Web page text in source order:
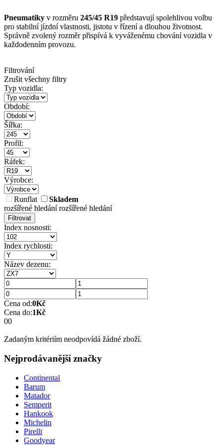
Pneumatiky v rozměru 245/45 R19 představují spolehlivou volbu
pro stabilní jízdní vlastnosti, jistotu v řízení a dlouhou životnost.
Správně zvolený rozměr přispívá k vyváženému chování vozidla v
každodenním provozu.
Filtrování
Zrušit všechny filtry
Typ vozidla:
Období:
Šířka:
Profil:
Ráfek:
Výrobce:
Runflat
Skladem
rozšířené hledánírozšířené hledání
Filtrovat
Index nosnosti:
Index rychlosti:
Název dezenu:
Cena od:0Kč
Cena do:1Kč
00
Zadaným kritériím neodpovídá žádné zboží.
Nejprodávanější značky
Continental
Barum
Matador
Semperit
Hankook
Michelin
Pirelli
Goodyear